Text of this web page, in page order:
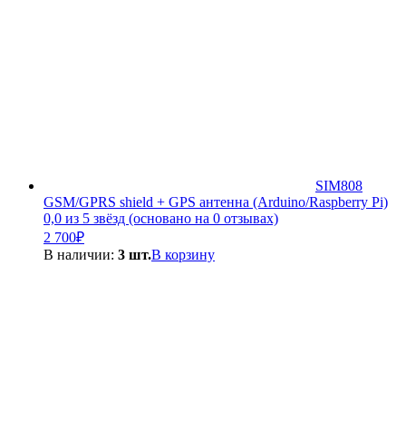
SIM808
GSM/GPRS shield + GPS антенна (Arduino/Raspberry Pi)
0,0 из 5 звёзд (основано на 0 отзывах)
2 700₽
В наличии: 3 шт.В корзину